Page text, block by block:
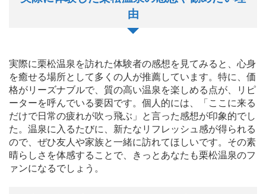
由
実際に栗松温泉を訪れた体験者の感想を見てみると、心身
を癒せる場所として多くの人が推薦しています。特に、価
格がリーズナブルで、質の高い温泉を楽しめる点が、リピ
ーターを呼んでいる要因です。個人的には、「ここに来る
だけで日常の疲れが吹っ飛ぶ」と言った感想が印象的でし
た。温泉に入るたびに、新たなリフレッシュ感が得られる
ので、ぜひ友人や家族と一緒に訪れてほしいです。その素
晴らしさを体感することで、きっとあなたも栗松温泉のフ
ァンになるでしょう。